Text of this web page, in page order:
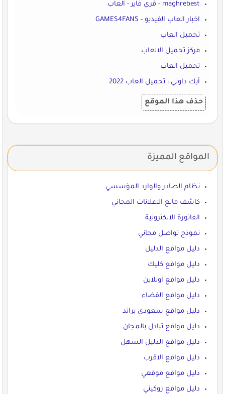
maghrebest - فري فاير - العاب
اخبار العاب الفيديو - GAMES4FANS
تحميل العاب
مركز تحميل الالعاب
تحميل العاب
أبك داوني : تحميل العاب 2022
حذف هذا الموقع
المواقع المميزة
نظام الصادر والوارد المؤسسي
كاشف مانع الاعلانات المجاني
الفاتورة الالكترونية
نموذج تواصل مجاني
دليل مواقع الدليل
دليل مواقع كليك
دليل مواقع اونلاين
دليل مواقع الفضاء
دليل مواقع سعودي براند
دليل مواقع تبادل بالمجان
دليل مواقع الدليل السهل
دليل مواقع الاقرب
دليل مواقع موقعي
دليل مواقع روكيني